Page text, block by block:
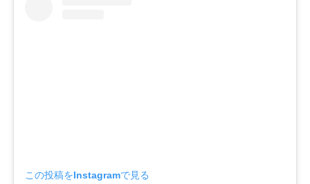
この投稿をInstagramで見る